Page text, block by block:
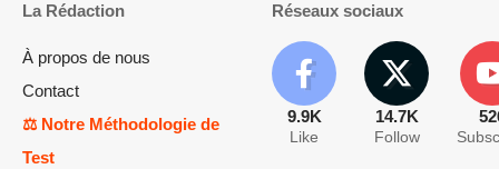
La Rédaction
À propos de nous
Contact
⚖️ Notre Méthodologie de
Test
Réseaux sociaux
9.9K
Like
14.7K
Follow